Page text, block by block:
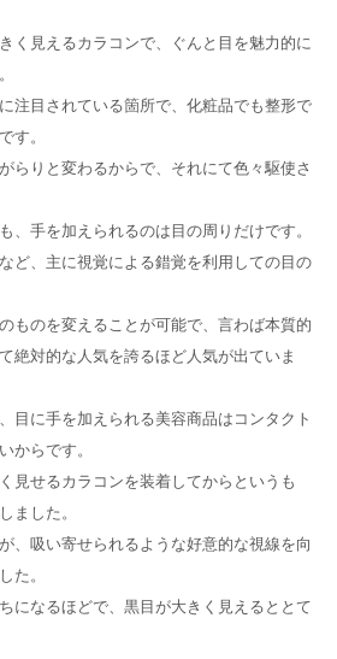
く見えるカラコンで、ぐんと目を魅力的に
注目されている箇所で、化粧品でも整形で
す。
らりと変わるからで、それにて色々駆使さ
、手を加えられるのは目の周りだけです。
ど、主に視覚による錯覚を利用しての目の
ものを変えることが可能で、言わば本質的
絶対的な人気を誇るほど人気が出ていま
目に手を加えられる美容商品はコンタクト
からです。
見せるカラコンを装着してからというも
ました。
、吸い寄せられるような好意的な視線を向
た。
になるほどで、黒目が大きく見えるととて